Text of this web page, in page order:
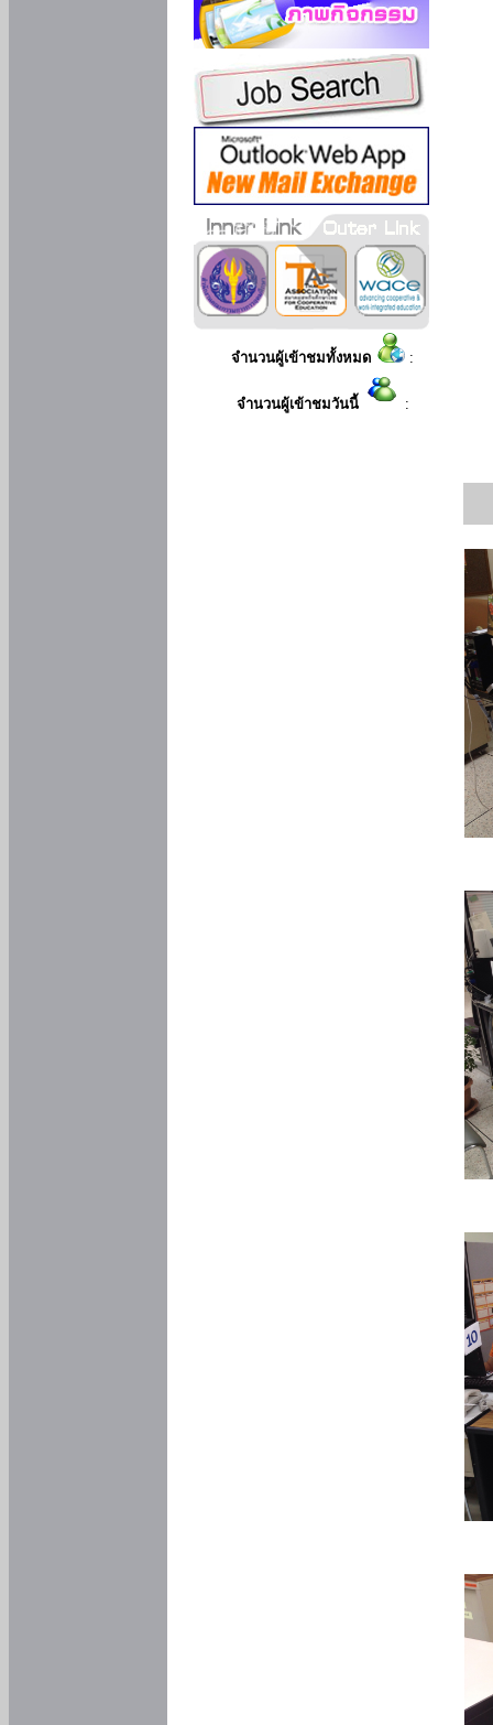
จำนวนผู้เข้าชมทั้งหมด :
จำนวนผู้เข้าชมวันนี้ :